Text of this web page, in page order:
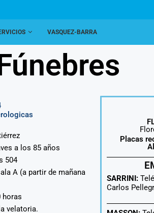
VASQUEZ-BARRA
a los 85 años
504
A (a partir de mañana
horas
velatoria.
Placas
SARRINI:
Carlos